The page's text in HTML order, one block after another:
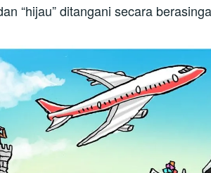
“hijau” ditangani secara